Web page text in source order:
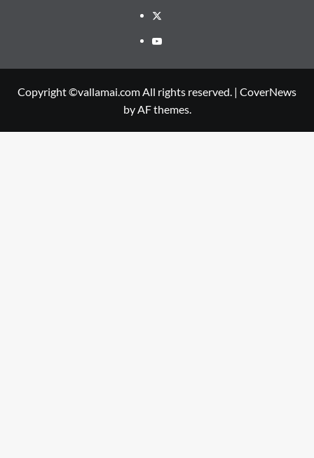
Twitter
Youtube
Copyright ©vallamai.com All rights reserved. | CoverNews
by AF themes.